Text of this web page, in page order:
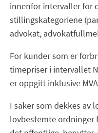
innenfor intervaller for
stillingskategoriene
advokat,
For kunder som er
timepriser i intervallet
er oppgitt inklusive
I saker som dekkes av
lovbestemte ordninger